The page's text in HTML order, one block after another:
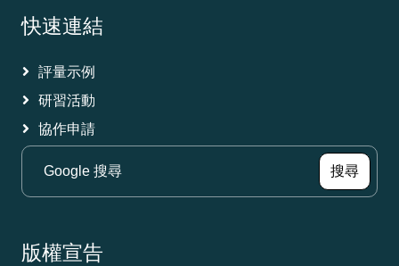
快速連結
評量示例
研習活動
協作申請
搜尋（另
版權宣告